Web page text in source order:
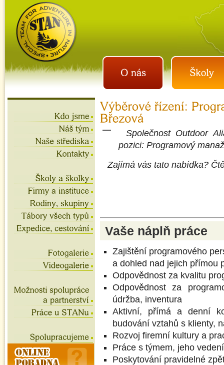
istan.cz
letní tábory 2026, školní
výlety, akce na víkend,
teambuilding
Společnost Outdoor
pozici: Programový
Zajímá vás tato nabídka?
Vaše náplň práce
Zajištění programového
a dohled nad jejich přímou
Odpovědnost za kvalitu
Odpovědnost za
údržba, inventura
Aktivní, přímá a denní
budování vztahů s klienty,
Rozvoj firemní kultury a
Práce s týmem, jeho
Poskytování pravidelné